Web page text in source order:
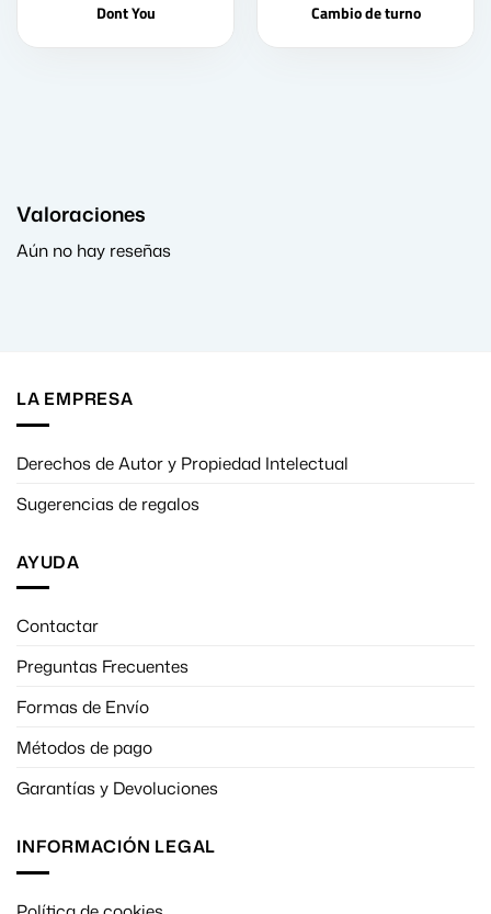
Dont You Cambio de turno
Valoraciones
Aún no hay reseñas
LA EMPRESA
Derechos de Autor y Propiedad Intelectual
Sugerencias de regalos
AYUDA
Contactar
Preguntas Frecuentes
Formas de Envío
Métodos de pago
Garantías y Devoluciones
INFORMACIÓN LEGAL